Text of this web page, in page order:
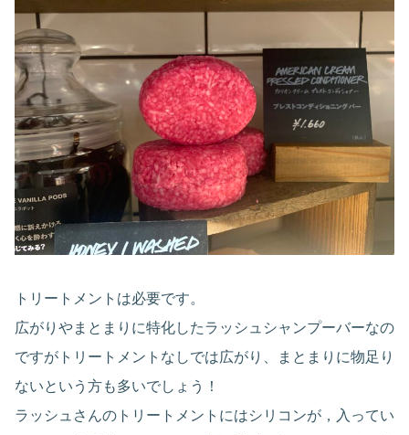
トリートメントは必要です。
広がりやまとまりに特化したラッシュシャンプーバーなの
ですがトリートメントなしでは広がり、まとまりに物足り
ないという方も多いでしょう！
ラッシュさんのトリートメントにはシリコンが，入ってい